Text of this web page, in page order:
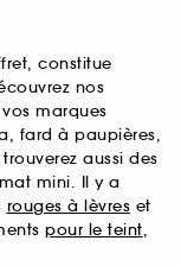
constitue
nos
marques
fard à paupières,
aussi des
mini. Il y a
rouges à lèvres et
pour le teint,